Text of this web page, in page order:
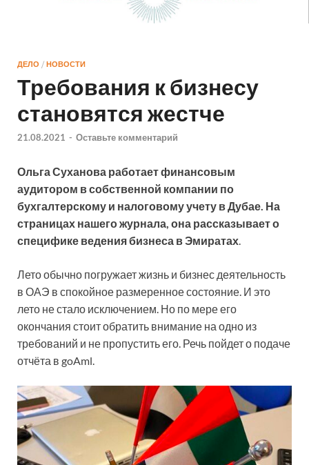
ДЕЛО / НОВОСТИ
Требования к бизнесу
становятся жестче
21.08.2021 - Оставьте комментарий
Ольга Суханова работает финансовым
аудитором в собственной компании по
бухгалтерскому и налоговому учету в Дубае. На
страницах нашего журнала, она рассказывает о
специфике ведения бизнеса в Эмиратах.
Лето обычно погружает жизнь и бизнес деятельность
в ОАЭ в спокойное размеренное состояние. И это
лето не стало исключением. Но по мере его
окончания стоит обратить внимание на одно из
требований и не пропустить его. Речь пойдет о подаче
отчёта в goAml.